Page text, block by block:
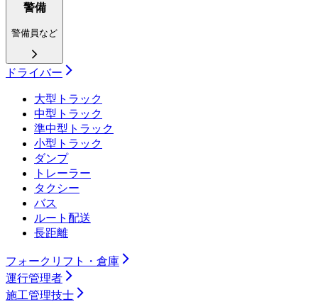
警備
警備員など
ドライバー
大型トラック
中型トラック
準中型トラック
小型トラック
ダンプ
トレーラー
タクシー
バス
ルート配送
長距離
フォークリフト・倉庫
運行管理者
施工管理技士